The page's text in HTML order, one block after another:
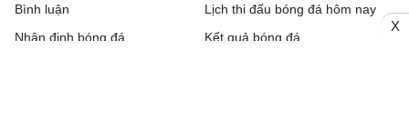
Bình luận
Nhận định bóng đá
Lịch thi đấu bóng đá hôm nay
Kết quả bóng đá
X